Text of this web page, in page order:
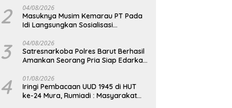
2 04/08/2026
Masuknya Musim Kemarau PT Pada
Idi Langsungkan Sosialisasi
3 04/08/2026
Satresnarkoba Polres Barut Berhasil
Amankan Seorang Pria Siap Edarkan
Gram
4 01/08/2026
Iringi Pembacaan UUD 1945 di HUT
ke-24 Mura, Rumiadi : Masyarakat